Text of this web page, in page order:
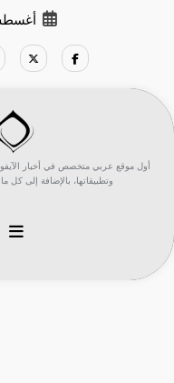
أغسطس 6,
أول موقع عربي متخصص في أخبار
وتطبيقاتها، بالإضافة إلى كل